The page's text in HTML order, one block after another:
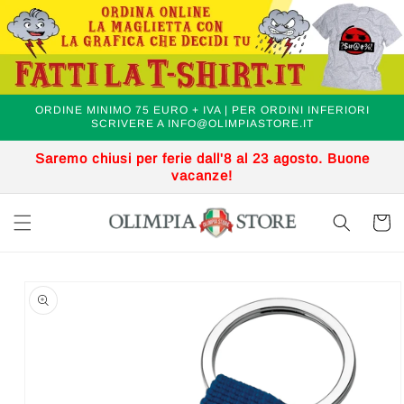
direttamente
ai contenuti
.
ORDINE MINIMO 75 EURO + IVA | PER ORDINI INFERIORI
SCRIVERE A INFO@OLIMPIASTORE.IT
Saremo chiusi per ferie dall'8 al 23 agosto. Buone
vacanze!
informazioni
sul prodotto